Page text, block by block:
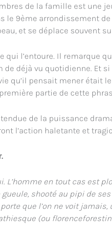
de la famille est une
le 9ème arrondissement
et se déplace souvent
l’entoure. Il remarque
déjà vu quotidienne. Et
qu’il pensait mener était
partie de cette
de la puissance
l’action haletante et
L’homme en tout cas est
shooté au pipi de
que l’on ne voit
(ou